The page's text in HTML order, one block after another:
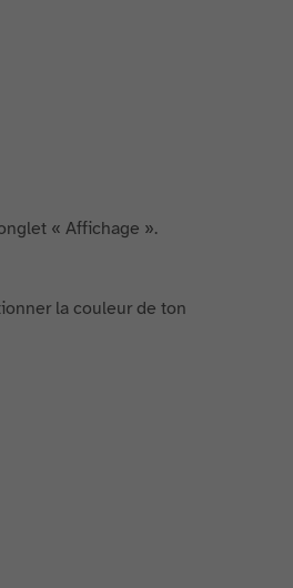
« Affichage ».
la couleur de ton